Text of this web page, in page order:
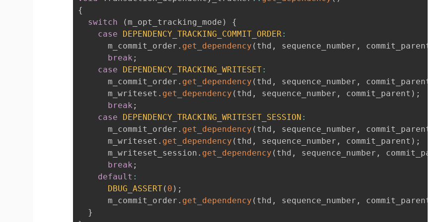
{
switch
( m_opt_tracking_mode )
{
case
DEPENDENCY_TRACKING_COMMIT_ORDER:
      m_commit_order
. get_dependency ( thd , sequence_number , commit_parent
break ;
case
DEPENDENCY_TRACKING_WRITESET:
      m_commit_order
. get_dependency ( thd , sequence_number , commit_parent
      m_writeset
. get_dependency ( thd , sequence_number , commit_parent ) ;
break ;
case
DEPENDENCY_TRACKING_WRITESET_SESSION :
      m_commit_order
. get_dependency ( thd , sequence_number , commit_parent
      m_writeset
. get_dependency ( thd , sequence_number , commit_parent ) ;
      m_writeset_session
. get_dependency ( thd , sequence_number ,
break ;
default :
DBUG_ASSERT( 0 ) ;
      m_commit_order
. get_dependency ( thd , sequence_number , commit_parent
}